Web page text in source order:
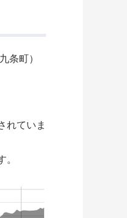
条町）
れていま
。